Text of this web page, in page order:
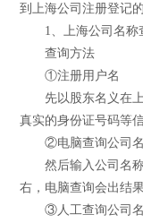
到上海公司注册登记
1、上海公司名称
查询方法
①注册用户名
先以股东名义在上
真实的身份证号码等信
②电脑查询公司
然后输入公司名称
右，电脑查询会出结
③人工查询公司